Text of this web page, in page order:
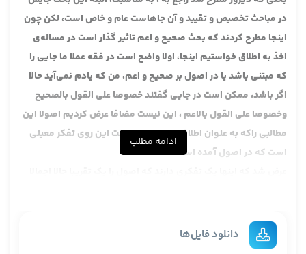
در مباحث تخصیص و تقیید و آن جاهاست عام و خاص است، لکن چون
اینجا مطرح کردند که بحث صحیح و اعم تاثیر گذار است در مساله‌ی
اخذ به اطلاق خواستیم اینجا، اولا واضح است در فقه عملا ما جایی را
که مبتنی باشد یا در اصول بر صحیح و اعم، من که یادم نمی‌آید حالا
اگر باشد، ممکن است در جایی گفتند خصوصا علی القول بالصحیح
وخصوصا علی القول بالاعم ، این نیست مضافا عرض کردیم اصولا این
مطالبی راکه به عنوان اطلاق یا عام مطرح است این روی تفکر معینی
است که در اصول آمده است.
می‌گویند اگر عام بود و خاص بود عام بر خاص حمل می‌شود. مطلق
بود و مقید بود و مثال‌هایش را دیروز عرض کردیم مثال عام و خاص را
ادامه مطلب
دانلود فایل‌ها